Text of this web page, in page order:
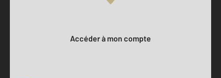
Accéder à mon compte